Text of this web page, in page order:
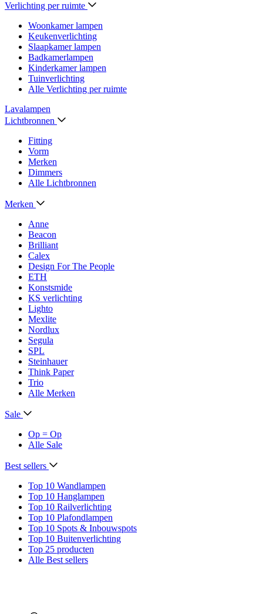
Verlichting per ruimte
Woonkamer lampen
Keukenverlichting
Slaapkamer lampen
Badkamerlampen
Kinderkamer lampen
Tuinverlichting
Alle Verlichting per ruimte
Lavalampen
Lichtbronnen
Fitting
Vorm
Merken
Dimmers
Alle Lichtbronnen
Merken
Anne
Beacon
Brilliant
Calex
Design For The People
ETH
Konstsmide
KS verlichting
Lighto
Mexlite
Nordlux
Segula
SPL
Steinhauer
Think Paper
Trio
Alle Merken
Sale
Op = Op
Alle Sale
Best sellers
Top 10 Wandlampen
Top 10 Hanglampen
Top 10 Railverlichting
Top 10 Plafondlampen
Top 10 Spots & Inbouwspots
Top 10 Buitenverlichting
Top 25 producten
Alle Best sellers